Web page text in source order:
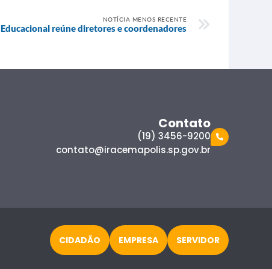
NOTÍCIA MENOS RECENTE
reúne diretores e coordenadores
Contato
(19) 3456-9200
contato@iracemapolis.sp.gov.br
CIDADÃO EMPRESA SERVIDOR